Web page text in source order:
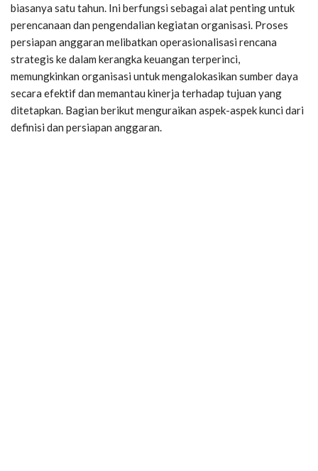
biasanya satu tahun. Ini berfungsi sebagai alat penting untuk
perencanaan dan pengendalian kegiatan organisasi. Proses
persiapan anggaran melibatkan operasionalisasi rencana
strategis ke dalam kerangka keuangan terperinci,
memungkinkan organisasi untuk mengalokasikan sumber daya
secara efektif dan memantau kinerja terhadap tujuan yang
ditetapkan. Bagian berikut menguraikan aspek-aspek kunci dari
definisi dan persiapan anggaran.